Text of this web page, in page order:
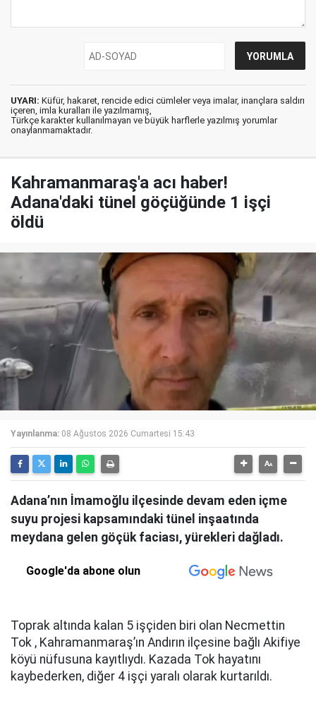
UYARI: Küfür, hakaret, rencide edici cümleler veya imalar, inançlara saldırı
içeren, imla kuralları ile yazılmamış,
Türkçe karakter kullanılmayan ve büyük harflerle yazılmış yorumlar
onaylanmamaktadır.
Kahramanmaraş'a acı haber!
Adana'daki tünel göçüğünde 1 işçi
öldü
Yayınlanma: 08 Ağustos 2026 Cumartesi 15:43
Adana’nın İmamoğlu ilçesinde devam eden içme
suyu projesi kapsamındaki tünel inşaatında
meydana gelen göçük faciası, yürekleri dağladı.
Google'da abone olun
Toprak altında kalan 5 işçiden biri olan Necmettin
Tok , Kahramanmaraş’ın Andırın ilçesine bağlı Akifiye
köyü nüfusuna kayıtlıydı. Kazada Tok hayatını
kaybederken, diğer 4 işçi yaralı olarak kurtarıldı.